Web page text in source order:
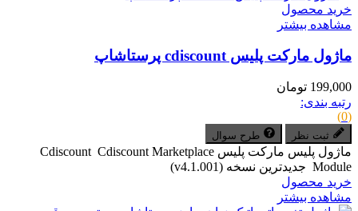
خرید محصول
مشاهده بیشتر
ماژول مارکت پلیس cdiscount پرستاشاپ
199,000 تومان
رتبه بندی:
(0)
ثبت نظر طرح سوال
ماژول پلیس مارکت پلیس Cdiscount Cdiscount Marketplace
Module جدیدترین نسخه (v4.1.001)
خرید محصول
مشاهده بیشتر